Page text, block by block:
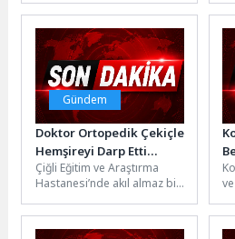
görkemli organizasyonla
sanat, medya ve iş...
Gündem
Doktor Ortopedik Çekiçle
Hemşireyi Darp Etti
İddiası!
Çiğli Eğitim ve Araştırma
Hastanesi’nde akıl almaz bir
ortopedi ameliyatı
sırasında...